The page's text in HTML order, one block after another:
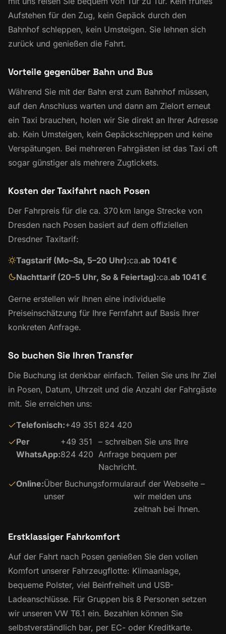
Aufstehen für den Zug, kein Gepäck durch den
Bahnhof schleppen, kein Umsteigen. Sie lehnen sich
zurück und genießen die Fahrt.
Vorteile gegenüber Bahn und Bus
Während Sie mit der Bahn erst zum Bahnhof müssen,
auf den Anschluss warten und dann am Zielort erneut
ein Taxi brauchen, holen wir Sie direkt an Ihrer Adresse
ab. Kein Umsteigen, kein Gepäckschleppen und keine
Verspätungen. Bei mehreren Fahrgästen ist das Taxi oft
sogar günstiger als mehrere Zugtickets.
Kosten der Taxifahrt nach Posen
Der Fahrpreis für die ca. 370 km lange Strecke von
Dresden nach Posen basiert auf dem offiziellen
Dresdner Taxitarif:
Tagstarif (Mo–Sa, 5–20 Uhr):ca.ab 1041 €
Nachttarif (20–5 Uhr, So & Feiertag):ca.ab 1041 €
Gerne erstellen wir Ihnen eine individuelle
Preiseinschätzung für Ihre Fernfahrt auf Basis Ihrer
konkreten Anfrage.
So buchen Sie Ihren Transfer
Die Buchung ist denkbar einfach. Teilen Sie uns Ihr Ziel
in Posen, Datum, Uhrzeit und die Anzahl der Fahrgäste
mit. Sie erreichen uns:
Telefonisch:+49 351 824 420
Per
WhatsApp:
+49 351
824 420
– schreiben Sie uns Ihre
Anfrage bequem per
Nachricht.
Online:Über
unser
Buchungsformularauf der Webseite –
wir melden uns
zeitnah bei Ihnen.
Erstklassiger Fahrkomfort
Auf der Fahrt nach Posen genießen Sie den vollen
Komfort unserer Fahrzeugflotte: Klimaanlage,
bequeme Polster, viel Beinfreiheit und USB-
Ladeanschlüsse. Für Gruppen bis 8 Personen setzen
wir unseren VW T6.1 ein. Bezahlen können Sie
selbstverständlich bar, per EC- oder Kreditkarte.